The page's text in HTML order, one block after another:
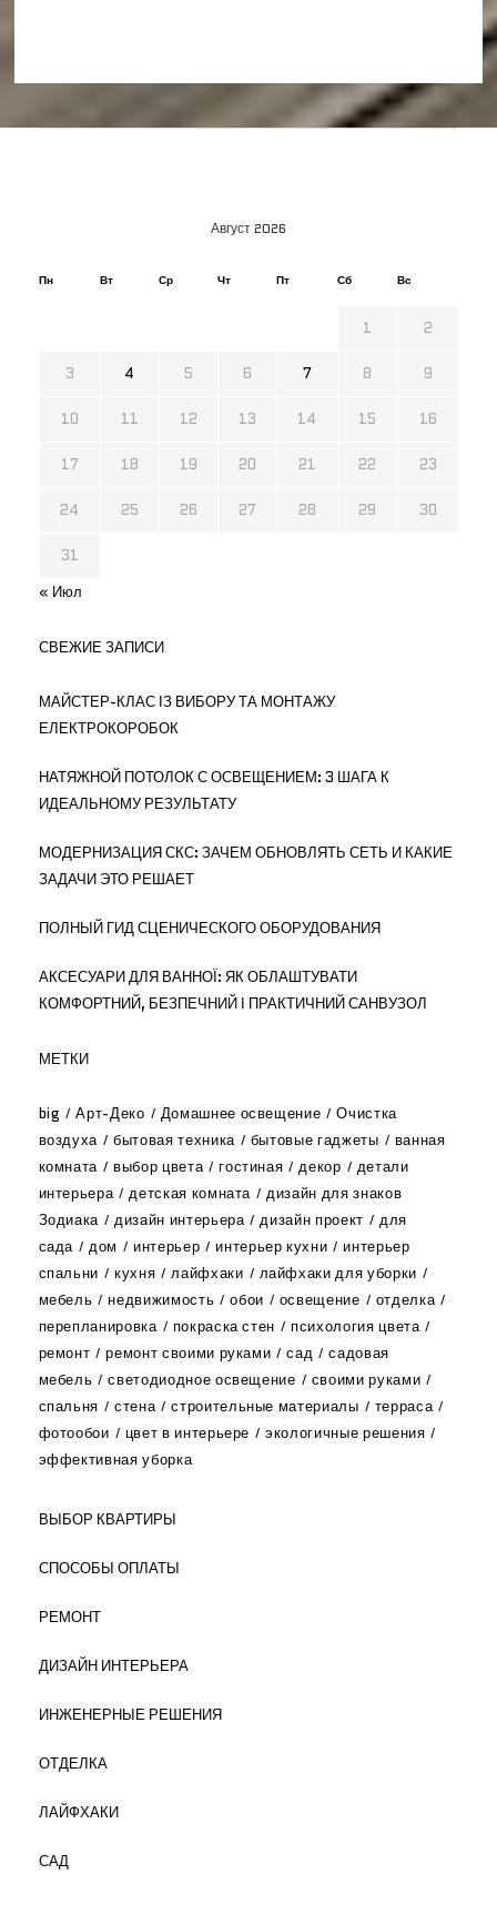
Август 2026
Пн Вт Ср Чт Пт Сб Вс
1 2
3 4 5 6 7 8 9
10 11 12 13 14 15 16
17 18 19 20 21 22 23
24 25 26 27 28 29 30
31
« Июл
СВЕЖИЕ ЗАПИСИ
МАЙСТЕР-КЛАС ІЗ ВИБОРУ ТА МОНТАЖУ
ЕЛЕКТРОКОРОБОК
НАТЯЖНОЙ ПОТОЛОК С ОСВЕЩЕНИЕМ: 3 ШАГА К
ИДЕАЛЬНОМУ РЕЗУЛЬТАТУ
МОДЕРНИЗАЦИЯ СКС: ЗАЧЕМ ОБНОВЛЯТЬ СЕТЬ И КАКИЕ
ЗАДАЧИ ЭТО РЕШАЕТ
ПОЛНЫЙ ГИД СЦЕНИЧЕСКОГО ОБОРУДОВАНИЯ
АКСЕСУАРИ ДЛЯ ВАННОЇ: ЯК ОБЛАШТУВАТИ
КОМФОРТНИЙ, БЕЗПЕЧНИЙ І ПРАКТИЧНИЙ САНВУЗОЛ
МЕТКИ
big Арт-Деко Домашнее освещение
Очистка
воздуха
бытовая техника бытовые гаджеты
ванная
комната
выбор цвета гостиная декор
детали
интерьера
детская комната
дизайн для знаков
Зодиака
дизайн интерьера дизайн проект
для
сада
дом интерьер интерьер кухни
интерьер
спальни
кухня лайфхаки
лайфхаки для уборки
мебель
недвижимость обои освещение
отделка
перепланировка
покраска стен
психология цвета
ремонт
ремонт своими руками сад
садовая
мебель
светодиодное освещение
своими руками
спальня
стена строительные материалы
терраса
фотообои
цвет в интерьере
экологичные решения
эффективная уборка
ВЫБОР КВАРТИРЫ
СПОСОБЫ ОПЛАТЫ
РЕМОНТ
ДИЗАЙН ИНТЕРЬЕРА
ИНЖЕНЕРНЫЕ РЕШЕНИЯ
ОТДЕЛКА
ЛАЙФХАКИ
САД